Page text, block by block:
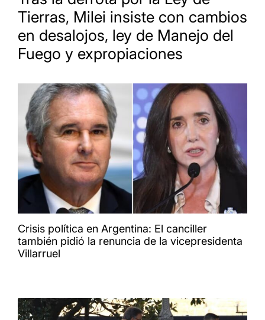
Tierras, Milei insiste con cambios
en desalojos, ley de Manejo del
Fuego y expropiaciones
Crisis política en Argentina: El canciller
también pidió la renuncia de la vicepresidenta
Villarruel